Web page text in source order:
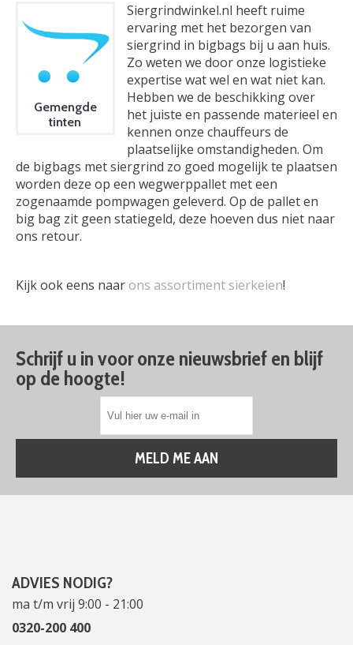
Gemengde
tinten
Siergrindwinkel.nl heeft ruime
ervaring met het bezorgen van
siergrind in bigbags bij u aan huis.
Zo weten we door onze logistieke
expertise wat wel en wat niet kan.
Hebben we de beschikking over
het juiste en passende materieel en
kennen onze chauffeurs de
plaatselijke omstandigheden. Om
de bigbags met siergrind zo goed mogelijk te plaatsen
worden deze op een wegwerppallet met een
zogenaamde pompwagen geleverd. Op de pallet en
big bag zit geen statiegeld, deze hoeven dus niet naar
ons retour.
Kijk ook eens naar ons assortiment sierkeien!
Schrijf u in voor onze nieuwsbrief en blijf
op de hoogte!
ADVIES NODIG?
ma t/m vrij 9:00 - 21:00
0320-200 400